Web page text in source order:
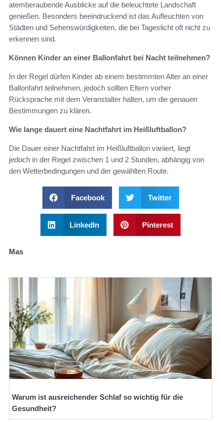
atemberaubende Ausblicke auf die beleuchtete Landschaft
genießen. Besonders beeindruckend ist das Aufleuchten von
Städten und Sehenswürdigkeiten, die bei Tageslicht oft nicht zu
erkennen sind.
Können Kinder an einer Ballonfahrt bei Nacht teilnehmen?
In der Regel dürfen Kinder ab einem bestimmten Alter an einer
Ballonfahrt teilnehmen, jedoch sollten Eltern vorher
Rücksprache mit dem Veranstalter halten, um die genauen
Bestimmungen zu klären.
Wie lange dauert eine Nachtfahrt im Heißluftballon?
Die Dauer einer Nachtfahrt im Heißluftballon variiert, liegt
jedoch in der Regel zwischen 1 und 2 Stunden, abhängig von
den Wetterbedingungen und der gewählten Route.
Facebook Twitter
LinkedIn Pinterest
Mas
Warum ist ausreichender Schlaf so wichtig für die
Gesundheit?